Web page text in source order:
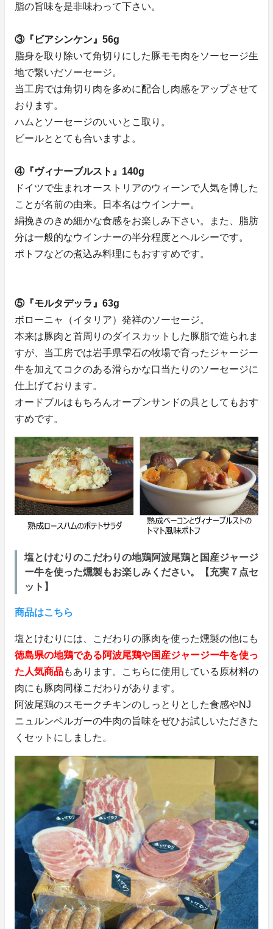
脂の旨味を是非味わって下さい。
③『ビアシンケン』56g
脂身を取り除いて角切りにした豚モモ肉をソーセージ生
地で繋いだソーセージ。
当工房では角切り肉を多めに配合し肉感をアップさせて
おります。
ハムとソーセージのいいとこ取り。
ビールととても合いますよ。
④『ヴィナーブルスト』140g
ドイツで生まれオーストリアのウィーンで人気を博した
ことが名前の由来。日本名はウインナー。
絹挽きのきめ細かな食感をお楽しみ下さい。また、脂肪
分は一般的なウインナーの半分程度とヘルシーです。
ポトフなどの煮込み料理にもおすすめです。
⑤『モルタデッラ』63g
ボローニャ（イタリア）発祥のソーセージ。
本来は豚肉と首周りのダイスカットした豚脂で造られま
すが、当工房では岩手県雫石の牧場で育ったジャージー
牛を加えてコクのある滑らかな口当たりのソーセージに
仕上げております。
オードブルはもちろんオープンサンドの具としてもおす
すめです。
塩とけむりのこだわりの地鶏阿波尾鶏と国産ジャージ
ー牛を使った燻製もお楽しみください。【充実７点セ
ット】
商品はこちら
塩とけむりには、こだわりの豚肉を使った燻製の他にも
徳島県の地鶏である阿波尾鶏や国産ジャージー牛を使っ
た人気商品もあります。こちらに使用している原材料の
肉にも豚肉同様こだわりがあります。
阿波尾鶏のスモークチキンのしっとりとした食感やNJ
ニュルンベルガーの牛肉の旨味をぜひお試しいただきた
くセットにしました。